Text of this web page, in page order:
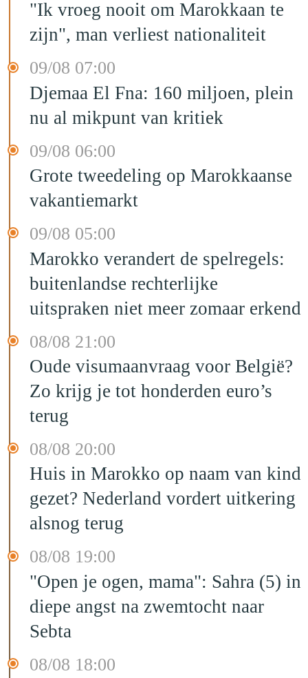
"Ik vroeg nooit om Marokkaan te
zijn", man verliest nationaliteit
09/08 07:00
Djemaa El Fna: 160 miljoen, plein
nu al mikpunt van kritiek
09/08 06:00
Grote tweedeling op Marokkaanse
vakantiemarkt
09/08 05:00
Marokko verandert de spelregels:
buitenlandse rechterlijke
uitspraken niet meer zomaar erkend
08/08 21:00
Oude visumaanvraag voor België?
Zo krijg je tot honderden euro’s
terug
08/08 20:00
Huis in Marokko op naam van kind
gezet? Nederland vordert uitkering
alsnog terug
08/08 19:00
"Open je ogen, mama": Sahra (5) in
diepe angst na zwemtocht naar
Sebta
08/08 18:00